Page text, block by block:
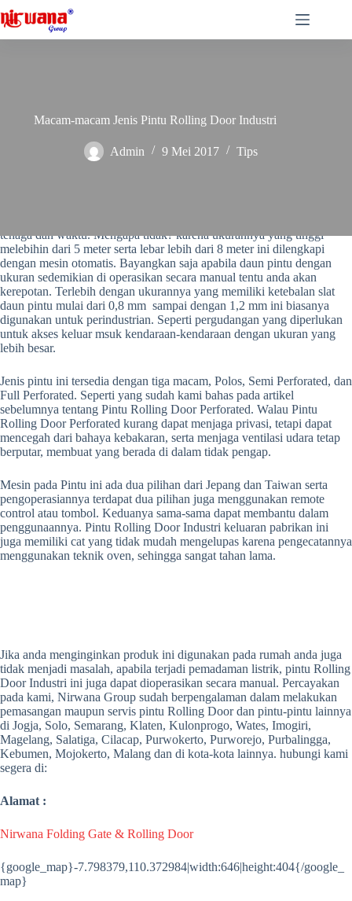
to
Macam-macam Jenis Pintu Rolling Door Industri
Admin 9 Mei 2017 Tips
tenaga dan waktu. Mengapa tidak? karena ukurannya yang tinggi
melebihin dari 5 meter serta lebar lebih dari 8 meter ini dilengkapi
dengan mesin otomatis. Bayangkan saja apabila daun pintu dengan
ukuran sedemikian di operasikan secara manual tentu anda akan
kerepotan. Terlebih dengan ukurannya yang memiliki ketebalan slat
daun pintu mulai dari 0,8 mm sampai dengan 1,2 mm ini biasanya
digunakan untuk perindustrian. Seperti pergudangan yang diperlukan
untuk akses keluar msuk kendaraan-kendaraan dengan ukuran yang
lebih besar.
Jenis pintu ini tersedia dengan tiga macam, Polos, Semi Perforated, dan
Full Perforated. Seperti yang sudah kami bahas pada artikel
sebelumnya tentang Pintu Rolling Door Perforated. Walau Pintu
Rolling Door Perforated kurang dapat menjaga privasi, tetapi dapat
mencegah dari bahaya kebakaran, serta menjaga ventilasi udara tetap
berputar, membuat yang berada di dalam tidak pengap.
Mesin pada Pintu ini ada dua pilihan dari Jepang dan Taiwan serta
pengoperasiannya terdapat dua pilihan juga menggunakan remote
control atau tombol. Keduanya sama-sama dapat membantu dalam
penggunaannya. Pintu Rolling Door Industri keluaran pabrikan ini
juga memiliki cat yang tidak mudah mengelupas karena pengecatannya
menggunakan teknik oven, sehingga sangat tahan lama.
Jika anda menginginkan produk ini digunakan pada rumah anda juga
tidak menjadi masalah, apabila terjadi pemadaman listrik, pintu Rolling
Door Industri ini juga dapat dioperasikan secara manual. Percayakan
pada kami, Nirwana Group sudah berpengalaman dalam melakukan
pemasangan maupun servis pintu Rolling Door dan pintu-pintu lainnya
di Jogja, Solo, Semarang, Klaten, Kulonprogo, Wates, Imogiri,
Magelang, Salatiga, Cilacap, Purwokerto, Purworejo, Purbalingga,
Kebumen, Mojokerto, Malang dan di kota-kota lainnya. hubungi kami
segera di:
Alamat :
Nirwana Folding Gate & Rolling Door
{google_map}-7.798379,110.372984|width:646|height:404{/google_
map}